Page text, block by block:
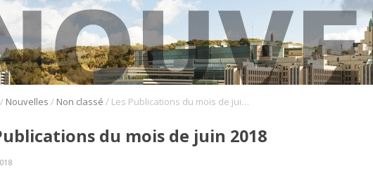
/ Nouvelles / Non classé / Les Publications du mois de juin 2018
du mois de juin 2018